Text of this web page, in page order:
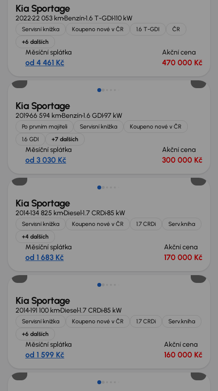
Kia Sportage
202222 053 kmBenzín1.6 T-GDI110 kW
Servisní knížka Koupeno nové v ČR 1.6 T-GDI
ČR
+6 dalších
Měsíční splátka
od 4 461 Kč
Akční cena
470 000 Kč
Kia Sportage
201966 594 kmBenzín1.6 GDI97 kW
Po prvním majiteli Servisní knížka
Koupeno nové v ČR
1.6 GDI
+7 dalších
Měsíční splátka
od 3 030 Kč
Akční cena
300 000 Kč
Kia Sportage
2014134 825 kmDiesel1.7 CRDi85 kW
Servisní knížka Koupeno nové v ČR 1.7 CRDi
Serv.kniha
+4 dalších
Měsíční splátka
od 1 683 Kč
Akční cena
170 000 Kč
Zlevněno o 10 000 Kč
Kia Sportage
2014191 100 kmDiesel1.7 CRDi85 kW
Servisní knížka Koupeno nové v ČR 1.7 CRDi
Serv.kniha
+6 dalších
Měsíční splátka
od 1 599 Kč
Akční cena
160 000 Kč